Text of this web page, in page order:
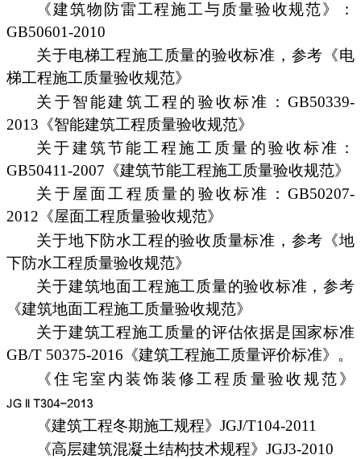
《建筑物防雷工程施工与质量验收规范》：
GB50601-2010
关于电梯工程施工质量的验收标准，参考《电
梯工程施工质量验收规范》
关于智能建筑工程的验收标准：GB50339-
2013《智能建筑工程质量验收规范》
关于建筑节能工程施工质量的验收标准：
GB50411-2007《建筑节能工程施工质量验收规范》
关于屋面工程质量的验收标准：GB50207-
2012《屋面工程质量验收规范》
关于地下防水工程的验收质量标准，参考《地
下防水工程质量验收规范》
关于建筑地面工程施工质量的验收标准，参考
《建筑地面工程施工质量验收规范》
关于建筑工程施工质量的评估依据是国家标准
GB/T 50375-2016《建筑工程施工质量评价标准》。
《住宅室内装饰装修工程质量验收规范》
《建筑工程冬期施工规程》JGJ/T104-2011
《高层建筑混凝土结构技术规程》JGJ3-2010